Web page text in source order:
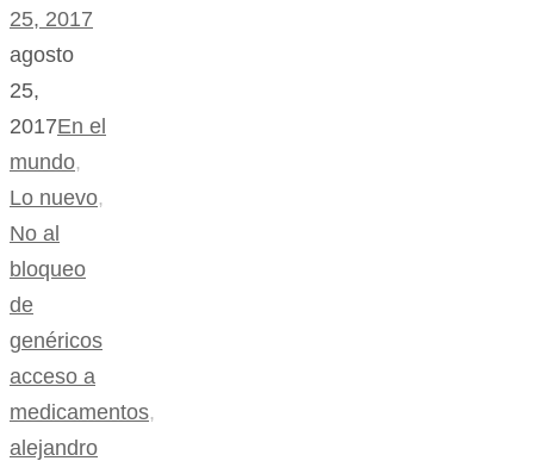
25, 2017
agosto
25,
2017En el
mundo,
Lo nuevo,
No al
bloqueo
de
genéricos
acceso a
medicamentos,
alejandro